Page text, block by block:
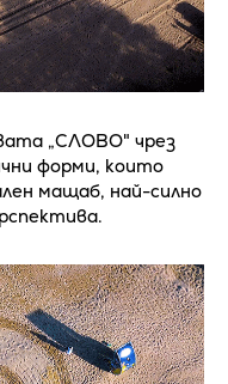
„СЛОВО" чрез
форми, които
мащаб, най-силно